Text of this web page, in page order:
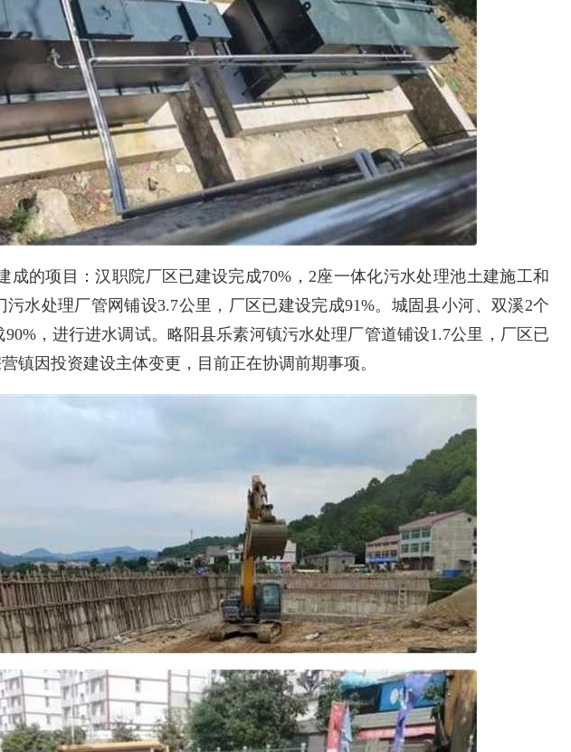
成的项目：汉职院厂区已建设完成70%，2座一体化污水处理池土建施工和
水处理厂管网铺设3.7公里，厂区已建设完成91%。城固县小河、双溪2个
，进行进水调试。略阳县乐素河镇污水处理厂管道铺设1.7公里，厂区已
镇因投资建设主体变更，目前正在协调前期事项。